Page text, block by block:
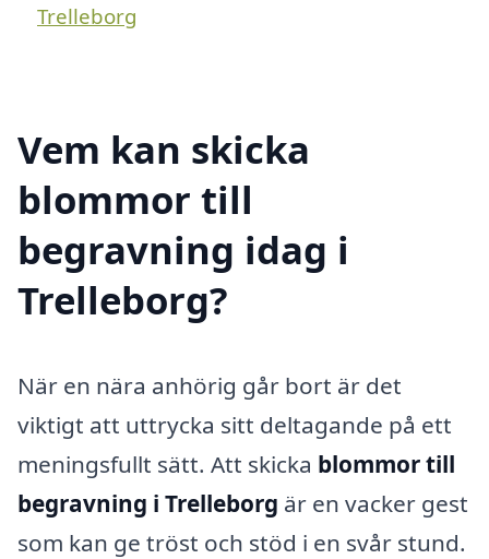
Trelleborg
Vem kan skicka
blommor till
begravning idag i
Trelleborg?
När en nära anhörig går bort är det
viktigt att uttrycka sitt deltagande på ett
meningsfullt sätt. Att skicka blommor till
begravning i Trelleborg är en vacker gest
som kan ge tröst och stöd i en svår stund.